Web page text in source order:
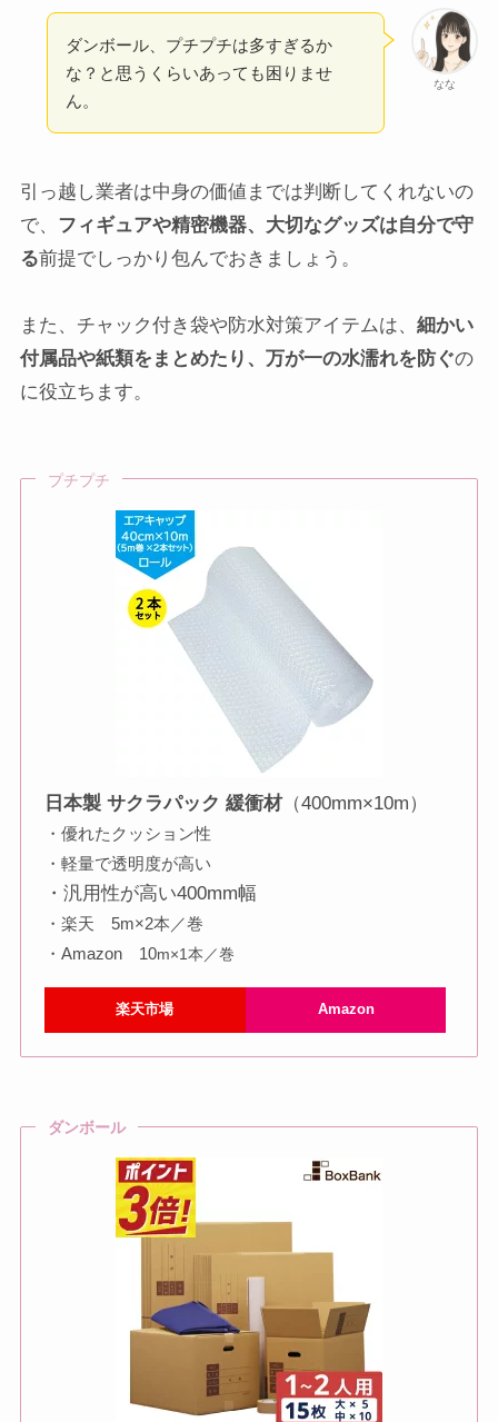
なな
ダンボール、プチプチは多すぎるか
な？と思うくらいあっても困りませ
ん。
引っ越し業者は中身の価値までは判断してくれないの
で、 フィギュアや精密機器、大切なグッズは自分で守
る前提でしっかり包んでおきましょう。
また、チャック付き袋や防水対策アイテムは、 細かい
付属品や紙類をまとめたり、万が一の水濡れを防ぐの
に役立ちます。
プチプチ
日本製 サクラパック 緩衝材（400mm×10m）
・優れたクッション性
・軽量で透明度が高い
・汎用性が高い400mm幅
・楽天 5m×2本／巻
・Amazon 10m×1本／巻
楽天市場 Amazon
ダンボール